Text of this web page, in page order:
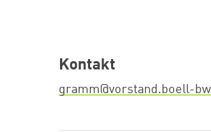
Kontakt
gramm@vorstand.boell-